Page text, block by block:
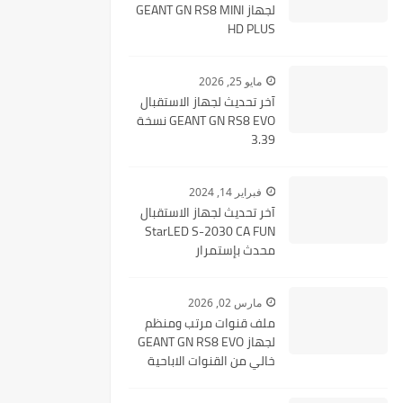
لجهاز GEANT GN RS8 MINI
HD PLUS
مايو 25, 2026
آخر تحديث لجهاز الاستقبال
GEANT GN RS8 EVO نسخة
3.39
فبراير 14, 2024
آخر تحديث لجهاز الاستقبال
StarLED S-2030 CA FUN
محدث بإستمرار
مارس 02, 2026
ملف قنوات مرتب ومنظم
لجهاز GEANT GN RS8 EVO
خالي من القنوات الاباحية